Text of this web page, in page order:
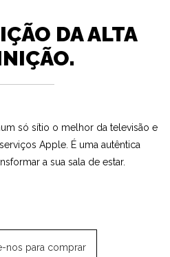
DA ALTA
só sítio o melhor da televisão e
Apple. É uma autêntica
a sua sala de estar.
nos para comprar